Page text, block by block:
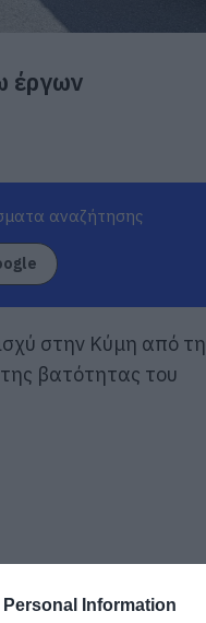
Information
έργων
αναζήτησης
στην Κύμη από τη
βατότητας του